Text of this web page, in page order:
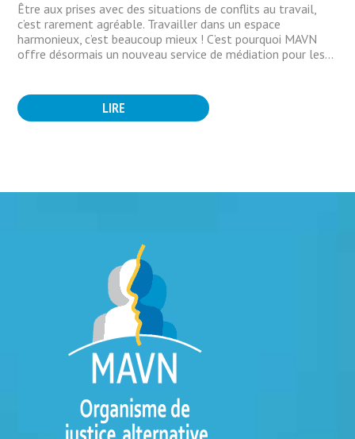
Être aux prises avec des situations de conflits au travail,
c’est rarement agréable. Travailler dans un espace
harmonieux, c’est beaucoup mieux ! C’est pourquoi MAVN
offre désormais un nouveau service de médiation pour les...
LIRE